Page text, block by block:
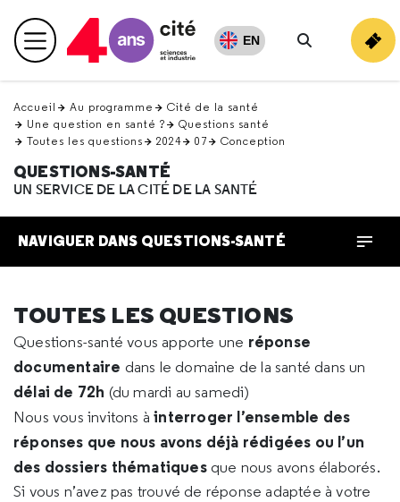
en
haut Menu principal EN
Rechercher
Accueil Au programme
Cité de la santé
Une question en santé ?
Questions santé
Toutes les questions
2024 07 Conception
QUESTIONS-SANTÉ
UN SERVICE DE LA CITÉ DE LA SANTÉ
NAVIGUER DANS QUESTIONS-SANTÉ
TOUTES LES QUESTIONS
Questions-santé vous apporte une réponse
documentaire dans le domaine de la santé dans un
délai de 72h (du mardi au samedi)
Nous vous invitons àinterroger l’ensemble des
réponses que nous avons déjà rédigées ou l’un
des dossiers thématiques que nous avons élaborés.
Si vous n’avez pas trouvé de réponse adaptée à votre